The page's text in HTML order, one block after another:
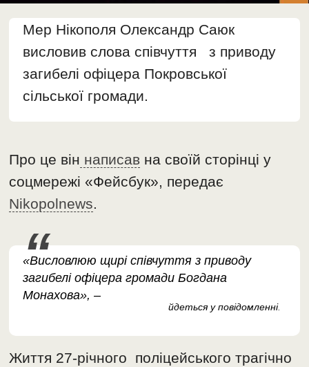
Мер Нікополя Олександр Саюк
висловив слова співчуття з приводу
загибелі офіцера Покровської
сільської громади.
Про це він написав на своїй сторінці у
соцмережі «Фейсбук», передає
Nikopolnews.
«Висловлюю щирі співчуття з приводу
загибелі офіцера громади Богдана
Монахова», –
йдеться у повідомленні.
Життя 27-річного поліцейського трагічно